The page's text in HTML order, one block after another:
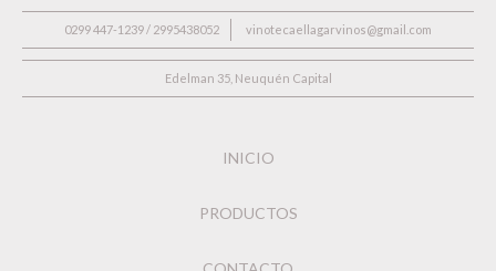
0299 447-1239 / 2995438052 vinotecaellagarvinos@gmail.com
Edelman 35, Neuquén Capital
INICIO
PRODUCTOS